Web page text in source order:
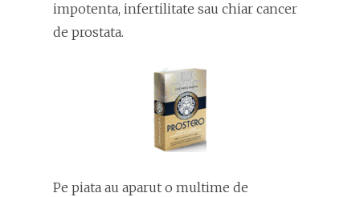
impotenta, infertilitate sau chiar cancer
de prostata.
Pe piata au aparut o multime de